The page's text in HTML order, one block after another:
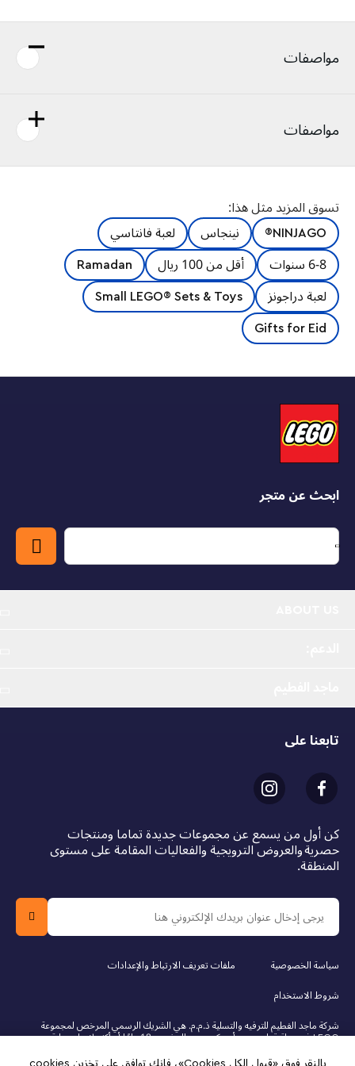
مواصفات
مواصفات
تسوق المزيد مثل هذا:
NINJAGO®
نينجاس
لعبة فانتاسي
6-8 سنوات
أقل من 100 ريال
Ramadan
لعبة دراجونز
Small LEGO® Sets & Toys
Gifts for Eid
ابحث عن متجر
كن أول من يسمع عن مجموعات جديدة تماما ومنتجات
حصرية والعروض الترويجية والفعاليات المقامة على مستوى
المنطقة.
تابعنا على
سياسة الخصوصية
ملفات تعريف الارتباط والإعدادات
شروط الاستخدام
شركة ماجد الفطيم للترفيه والتسلية ذ.م.م. هي الشريك الرسمي المرخص لمجموعة
LEGO في دولة قطر. يجب أن يكون عمر المشتري 18 عامًا أو أكثر لإجراء عملية
فريندز، وشعار الشخصيات المصغرة، ودريمز، ونينجاجو، وفيدييو، ومايندستورمز هي